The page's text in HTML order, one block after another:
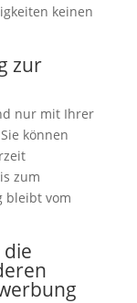
keinen
zur
nur mit Ihrer
können
zum
bleibt vom